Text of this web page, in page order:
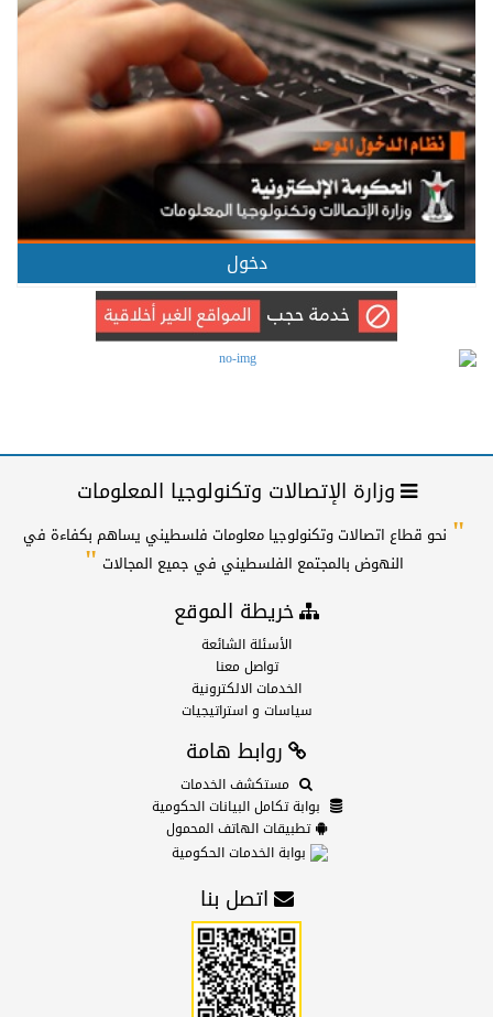
دخول
وزارة الإتصالات وتكنولوجيا المعلومات
" نحو قطاع اتصالات وتكنولوجيا معلومات فلسطيني يساهم بكفاءة في
النهوض بالمجتمع الفلسطيني في جميع المجالات"
خريطة الموقع
الأسئلة الشائعة
تواصل معنا
الخدمات الالكترونية
سياسات و استراتيجيات
روابط هامة
مستكشف الخدمات
بوابة تكامل البيانات الحكومية
تطبيقات الهاتف المحمول
بوابة الخدمات الحكومية
اتصل بنا